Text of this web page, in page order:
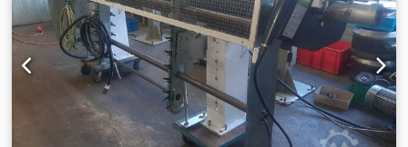
parameter sets available. Machine disassembled and in
storage. Total weight approx. 12,000 kg. For further
technical details, please refer to the data sheets. Dodpoqc
Ul Asfx Afqekr